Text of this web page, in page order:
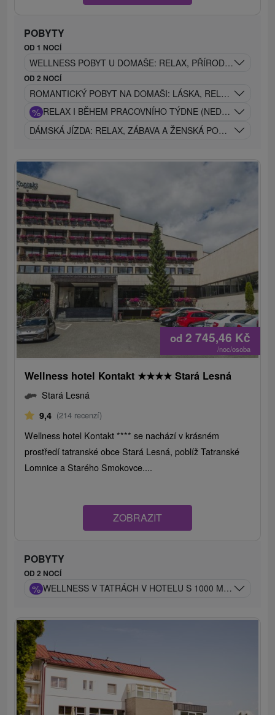
POBYTY
OD 1 NOCÍ
WELLNESS POBYT U DOMAŠE: RELAX, PŘÍRODA A
OD 2 NOCÍ
ROMANTICKÝ POBYT NA DOMAŠI: LÁSKA, RELAX A
% RELAX I BĚHEM PRACOVNÍHO TÝDNE (NEDĚLE -
DÁMSKÁ JÍZDA: RELAX, ZÁBAVA A ŽENSKÁ POHODA NA
od 2 745,46 Kč
/noc/osoba
Wellness hotel Kontakt ★★★★ Stará Lesná
Stará Lesná
9,4 (214 recenzí)
Wellness hotel Kontakt **** se nachází v krásném
prostředí tatranské obce Stará Lesná, poblíž Tatranské
Lomnice a Starého Smokovce....
ZOBRAZIT
POBYTY
OD 2 NOCÍ
% WELLNESS V TATRÁCH V HOTELU S 1000 M²